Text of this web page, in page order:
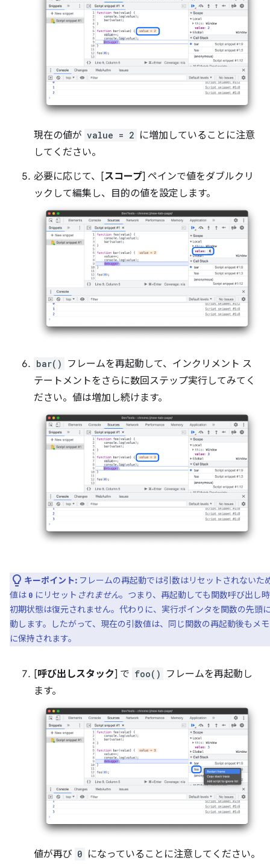
現在の値が value = 2 に増加していることに注意
してください。
必要に応じて、[スコープ] ペインで値をダブルクリ
ックして編集し、目的の値を設定します。
bar()
フレームを再起動して、インクリメント ス
テートメントをさらに数回ステップ実行してみてく
ださい。値は増加し続けます。
キーポイント: フレームの再起動では引数はリセットされないた
値は 0 にリセット されません。つまり、再起動しても関数呼び出し
初期状態は復元されません。代わりに、実行ポインタを関数の先頭
動します。したがって、現在の引数値は、同じ関数の再起動後もメ
に保持されます。
[呼び出しスタック] で foo()
フレームを再起動し
ます。
値が再び 0 になっていることに注意してください。